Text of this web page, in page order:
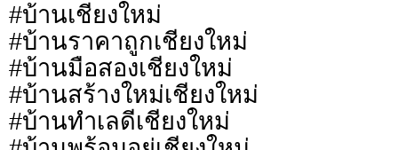
#บ้านเชียงใหม่
#บ้านราคาถูกเชียงใหม่
#บ้านมือสองเชียงใหม่
#บ้านสร้างใหม่เชียงใหม่
#บ้านทำเลดีเชียงใหม่